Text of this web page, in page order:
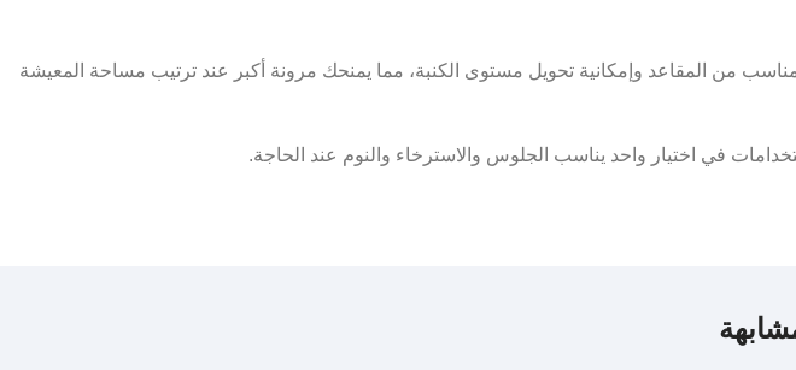
من المقاعد وإمكانية تحويل مستوى الكنبة، مما يمنحك مرونة أكبر عند ترتيب مساحة المعيشة
في اختيار واحد يناسب الجلوس والاسترخاء والنوم عند الحاجة.